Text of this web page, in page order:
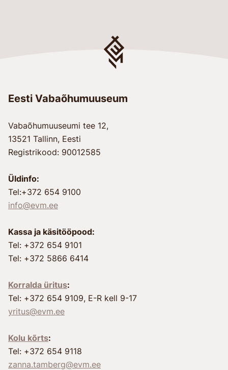
Eesti Vabaõhumuuseum
Vabaõhumuuseumi tee 12,
13521 Tallinn, Eesti
Registrikood: 90012585
Üldinfo:
Tel:+372 654 9100
info@evm.ee
Kassa ja käsitööpood:
Tel: +372 654 9101
Tel: +372 5866 6414
Korralda üritus:
Tel: +372 654 9109, E-R kell 9-17
yritus@evm.ee
Kolu kõrts:
Tel: +372 654 9118
zanna.tamberg@evm.ee